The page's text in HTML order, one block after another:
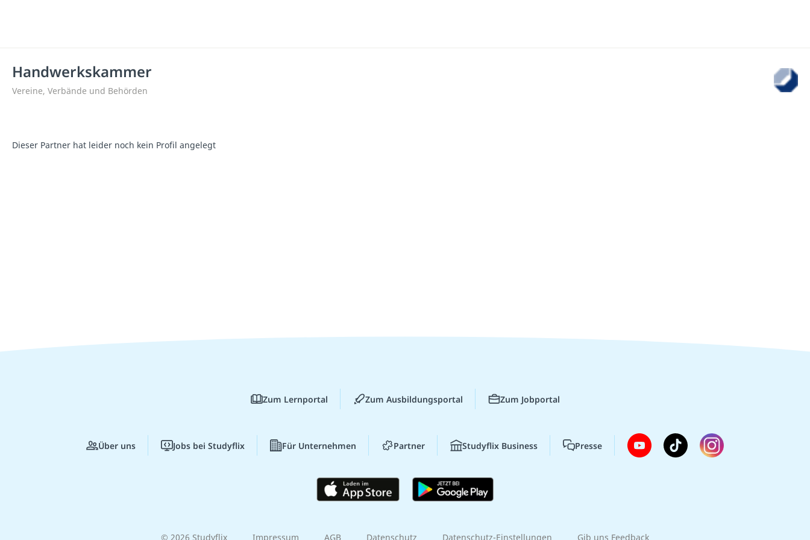
Handwerkskammer
Vereine, Verbände und Behörden
Dieser Partner hat leider noch kein Profil angelegt
Zum Lernportal Zum Ausbildungsportal Zum Jobportal
Über uns Jobs bei Studyflix Für Unternehmen Partner Studyflix Business Presse
© 2026 Studyflix Impressum AGB Datenschutz Datenschutz-Einstellungen Gib uns Feedback